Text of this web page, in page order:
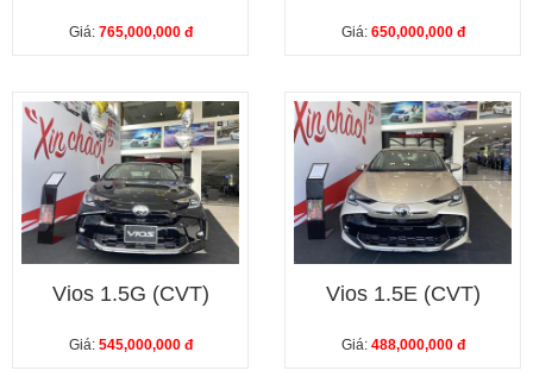
Giá: 765,000,000 đ Giá: 650,000,000 đ
Vios 1.5G (CVT)
Giá: 545,000,000 đ
Vios 1.5E (CVT)
Giá: 488,000,000 đ